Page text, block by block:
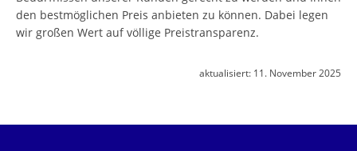
den bestmöglichen Preis anbieten zu können. Dabei legen
wir großen Wert auf völlige Preistransparenz.
aktualisiert: 11. November 2025